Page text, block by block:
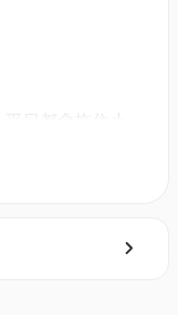
日都會拖住小